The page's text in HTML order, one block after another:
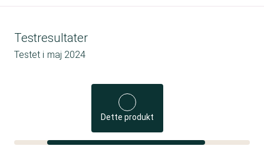
Testresultater
Testet i maj 2024
Dette produkt